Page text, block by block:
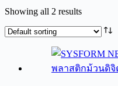
Showing all 2 results